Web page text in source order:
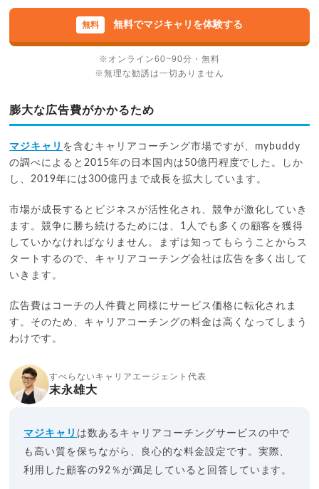
無料でマジキャリを体験する
※オンライン60~90分・無料
※無理な勧誘は一切ありません
膨大な広告費がかかるため
マジキャリ を含むキャリアコーチング市場ですが、mybuddy
の調べによると2015年の日本国内は50億円程度でした。しか
し、2019年には300億円まで成長を拡大しています。
市場が成長するとビジネスが活性化され、競争が激化していき
ます。競争に勝ち続けるためには、1人でも多くの顧客を獲得
していかなければなりません。まずは知ってもらうことからス
タートするので、キャリアコーチング会社は広告を多く出して
いきます。
広告費はコーチの人件費と同様にサービス価格に転化されま
す。そのため、キャリアコーチングの料金は高くなってしまう
わけです。
すべらないキャリアエージェント代表
末永雄大
マジキャリ は数あるキャリアコーチングサービスの中で
も高い質を保ちながら、良心的な料金設定です。実際、
利用した顧客の92％が満足していると回答しています。